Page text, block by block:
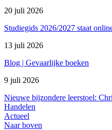
20 juli 2026
Studiegids 2026/2027 staat
13 juli 2026
Blog | Gevaarlijke boeken
9 juli 2026
Nieuwe bijzondere leerstoel:
Handelen
Actueel
Naar boven